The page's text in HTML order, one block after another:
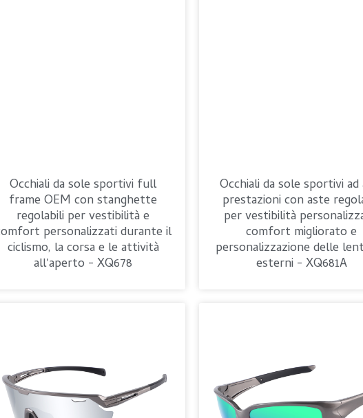
Occhiali da sole sportivi full
frame OEM con stanghette
regolabili per vestibilità e
personalizzati durante il
ciclismo, la corsa e le attività
all'aperto - XQ678
Occhiali da sole sportivi
prestazioni con aste
per vestibilità
comfort migliorato e
personalizzazione delle
esterni - XQ681A